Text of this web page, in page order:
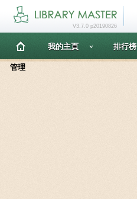
V3.7.0 p20190826
我的主頁 排行榜
管理